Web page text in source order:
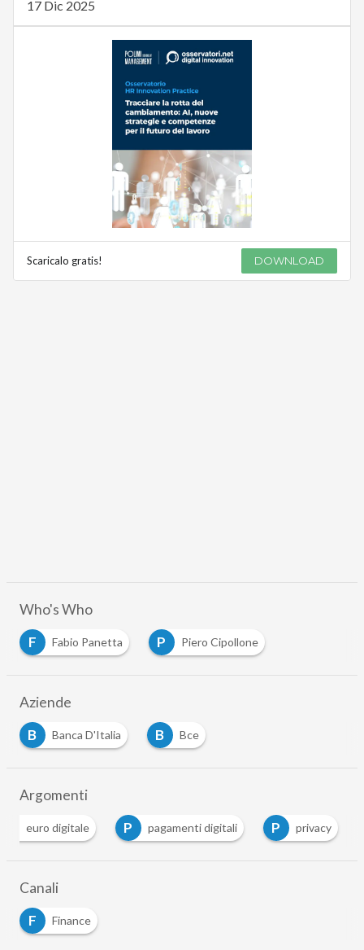
17 Dic 2025
Scaricalo gratis! DOWNLOAD
Who's Who
F
Fabio Panetta P
Piero Cipollone
Aziende
B
Banca D'Italia B
Bce
Argomenti
euro digitale P pagamenti digitali P
privacy
Canali
F
Finance